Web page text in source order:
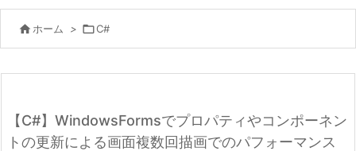

前へ

 ホーム > C#
【C#】WindowsFormsでプロパティやコンポーネン
トの更新による画面複数回描画でのパフォーマンス